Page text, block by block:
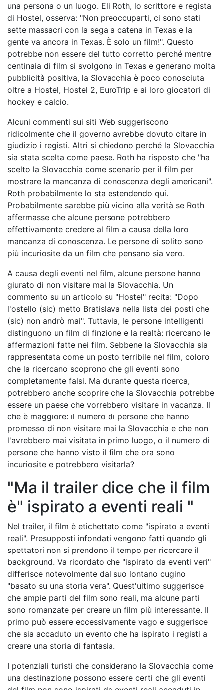
una persona o un luogo. Eli Roth, lo scrittore e regista
di Hostel, osserva: "Non preoccuparti, ci sono stati
sette massacri con la sega a catena in Texas e la
gente va ancora in Texas. È solo un film!". Questo
potrebbe non essere del tutto corretto perché mentre
centinaia di film si svolgono in Texas e generano molta
pubblicità positiva, la Slovacchia è poco conosciuta
oltre a Hostel, Hostel 2, EuroTrip e ai loro giocatori di
hockey e calcio.
Alcuni commenti sui siti Web suggeriscono
ridicolmente che il governo avrebbe dovuto citare in
giudizio i registi. Altri si chiedono perché la Slovacchia
sia stata scelta come paese. Roth ha risposto che "ha
scelto la Slovacchia come scenario per il film per
mostrare la mancanza di conoscenza degli americani".
Roth probabilmente lo sta estendendo qui.
Probabilmente sarebbe più vicino alla verità se Roth
affermasse che alcune persone potrebbero
effettivamente credere al film a causa della loro
mancanza di conoscenza. Le persone di solito sono
più incuriosite da un film che pensano sia vero.
A causa degli eventi nel film, alcune persone hanno
giurato di non visitare mai la Slovacchia. Un
commento su un articolo su "Hostel" recita: "Dopo
l'ostello (sic) metto Bratislava nella lista dei posti che
(sic) non andrò mai". Tuttavia, le persone intelligenti
distinguono un film di finzione e la realtà: ricercano le
affermazioni fatte nei film. Sebbene la Slovacchia sia
rappresentata come un posto terribile nel film, coloro
che la ricercano scoprono che gli eventi sono
completamente falsi. Ma durante questa ricerca,
potrebbero anche scoprire che la Slovacchia potrebbe
essere un paese che vorrebbero visitare in vacanza. Il
che è maggiore: il numero di persone che hanno
promesso di non visitare mai la Slovacchia e che non
l'avrebbero mai visitata in primo luogo, o il numero di
persone che hanno visto il film che ora sono
incuriosite e potrebbero visitarla?
"Ma il trailer dice che il film
è" ispirato a eventi reali "
Nel trailer, il film è etichettato come "ispirato a eventi
reali". Presupposti infondati vengono fatti quando gli
spettatori non si prendono il tempo per ricercare il
background. Va ricordato che "ispirato da eventi veri"
differisce notevolmente dal suo lontano cugino
"basato su una storia vera". Quest'ultimo suggerisce
che ampie parti del film sono reali, ma alcune parti
sono romanzate per creare un film più interessante. Il
primo può essere eccessivamente vago e suggerisce
che sia accaduto un evento che ha ispirato i registi a
creare una storia di fantasia.
I potenziali turisti che considerano la Slovacchia come
una destinazione possono essere certi che gli eventi